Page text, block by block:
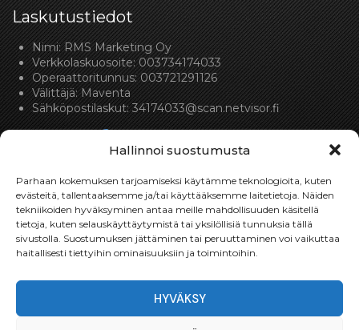
Hallinnoi suostumusta
Parhaan kokemuksen tarjoamiseksi käytämme teknologioita, kuten
evästeitä, tallentaaksemme ja/tai käyttääksemme laitetietoja. Näiden
tekniikoiden hyväksyminen antaa meille mahdollisuuden käsitellä
tietoja, kuten selauskäyttäytymistä tai yksilöllisiä tunnuksia tällä
sivustolla. Suostumuksen jättäminen tai peruuttaminen voi vaikuttaa
haitallisesti tiettyihin ominaisuuksiin ja toimintoihin.
HYVÄKSY
Laskutustiedot
Nimi: RMS Marketing Oy
Verkkolaskuosoite: 003734174033
Operaattoritunnus: 003721291126
Välittäjä: Maventa
Sähköpostilaskut:34174033@scan.netvisor.fi
Toimitukset
Toimitamme osat perille toimitusperiaatteella siihen
osan toimitettavan.
Toimitusaika on yleensä noin yksi (1) viikko tilauspäivästä.
Toimitus- & takuuehdot